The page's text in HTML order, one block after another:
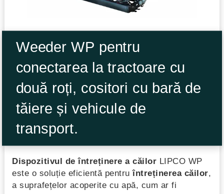
Weeder WP pentru
conectarea la tractoare cu
două roți, cositori cu bară de
tăiere și vehicule de
transport.
Dispozitivul de întreținere a căilor LIPCO WP
este o soluție eficientă pentruîntreținerea căilor,
a suprafețelor acoperite cu apă, cum ar fi